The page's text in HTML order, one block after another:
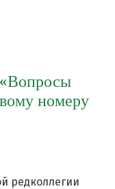
номеру
редколлегии